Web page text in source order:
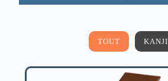
TOUT KANJI